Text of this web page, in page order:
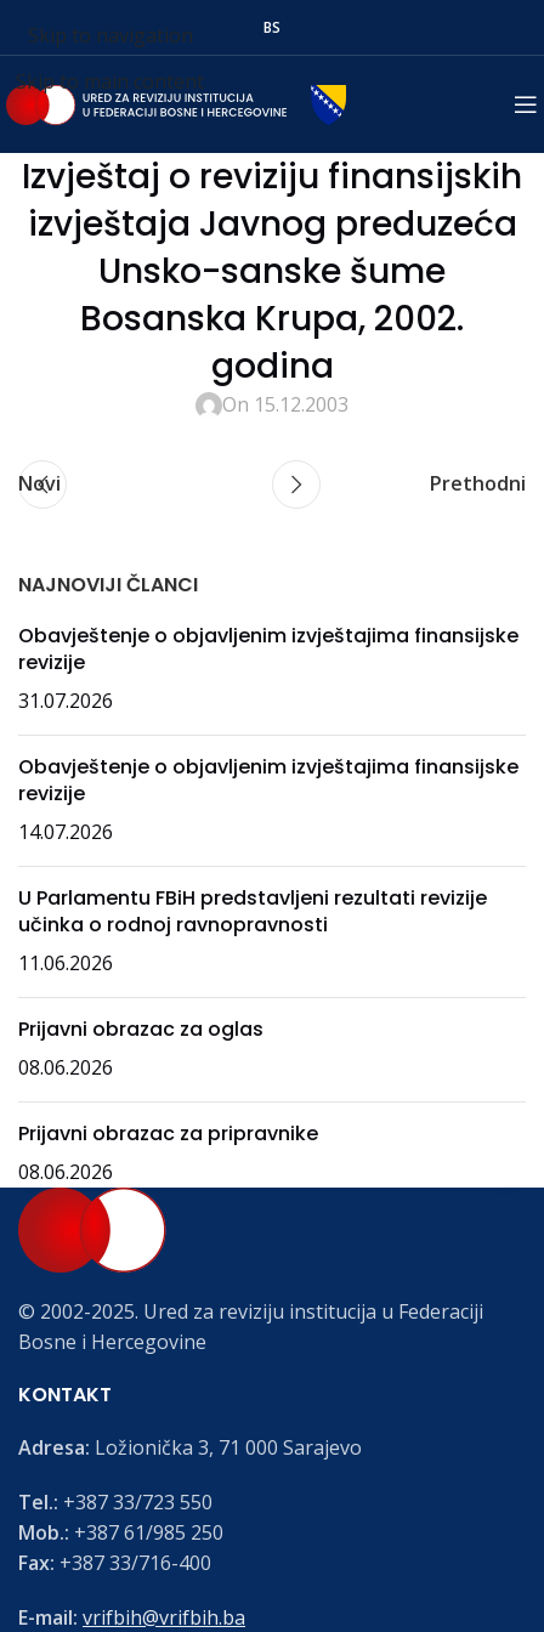
Skip to navigation
Skip to main content
BS
Izvještaj o reviziju finansijskih
izvještaja Javnog preduzeća
Unsko-sanske šume
Bosanska Krupa, 2002.
godina
On 15.12.2003
Novi Prethodni
NAJNOVIJI ČLANCI
Obavještenje o objavljenim izvještajima finansijske
revizije
31.07.2026
Obavještenje o objavljenim izvještajima finansijske
revizije
14.07.2026
U Parlamentu FBiH predstavljeni rezultati revizije
učinka o rodnoj ravnopravnosti
11.06.2026
Prijavni obrazac za oglas
08.06.2026
Prijavni obrazac za pripravnike
08.06.2026
© 2002-2025. Ured za reviziju institucija u Federaciji
Bosne i Hercegovine
KONTAKT
Adresa: Ložionička 3, 71 000 Sarajevo
Tel.: +387 33/723 550
Mob.: +387 61/985 250
Fax: +387 33/716-400
E-mail: vrifbih@vrifbih.ba